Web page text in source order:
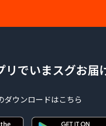
リでいまスグお届
ダウンロードはこちら